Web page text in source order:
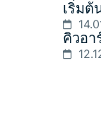
เริ่มต้
คิวอา